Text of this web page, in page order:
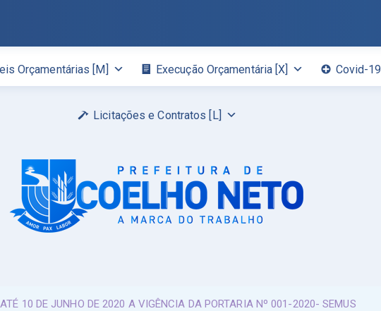
Orçamentárias [M] Execução Orçamentária [X] Covid-19
Licitações e Contratos [L]
10 DE JUNHO DE 2020 A VIGÊNCIA DA PORTARIA Nº 001-2020- SEMUS